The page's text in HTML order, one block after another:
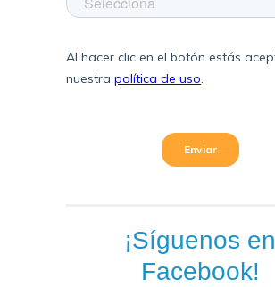
¡Síguenos en
Facebook!